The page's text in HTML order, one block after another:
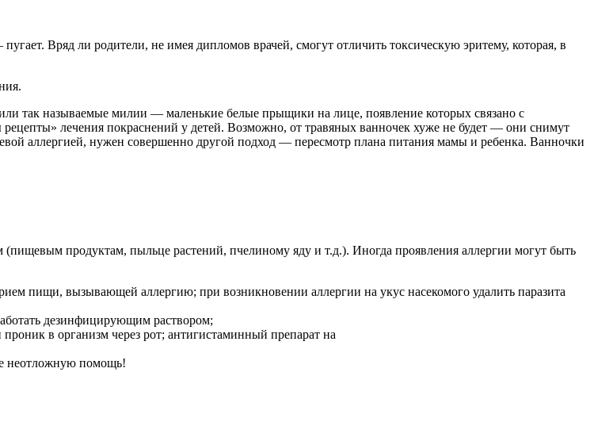
Вряд ли родители, не имея дипломов врачей, смогут отличить токсическую эритему, которая, в
так называемые милии — маленькие белые прыщики на лице, появление которых связано с
лечения покраснений у детей. Возможно, от травяных ванночек хуже не будет — они снимут
аллергией, нужен совершенно другой подход — пересмотр плана питания мамы и ребенка. Ванночки
продуктам, пыльце растений, пчелиному яду и т.д.). Иногда проявления аллергии могут быть
пищи, вызывающей аллергию; при возникновении аллергии на укус насекомого удалить паразита
дезинфицирующим раствором;
в организм через рот; антигистаминный препарат на
неотложную помощь!